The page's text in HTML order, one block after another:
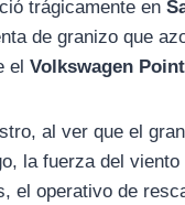
trágicamente en
de granizo que
elVolkswagen
al ver que el
la fuerza del
el operativo de